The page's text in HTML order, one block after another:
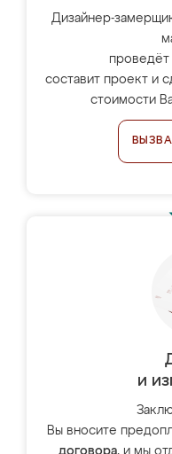
Дизайнер-
проведёт
составит проект и
стоимости
и
Вы вносите
договора, и мы